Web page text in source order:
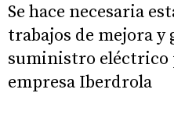
​Se hace necesaria
trabajos de mejora y
suministro eléctrico
empresa Iberdrola